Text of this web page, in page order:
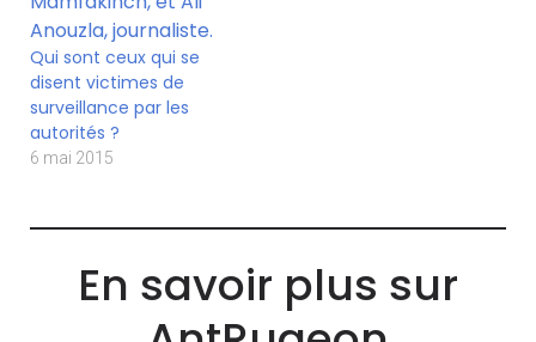
Qui sont ceux qui se
disent victimes de
surveillance par les
autorités ?
6 mai 2015
En savoir plus sur